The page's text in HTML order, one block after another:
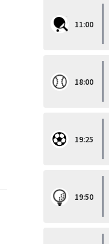
11:00
18:00
19:25
19:50